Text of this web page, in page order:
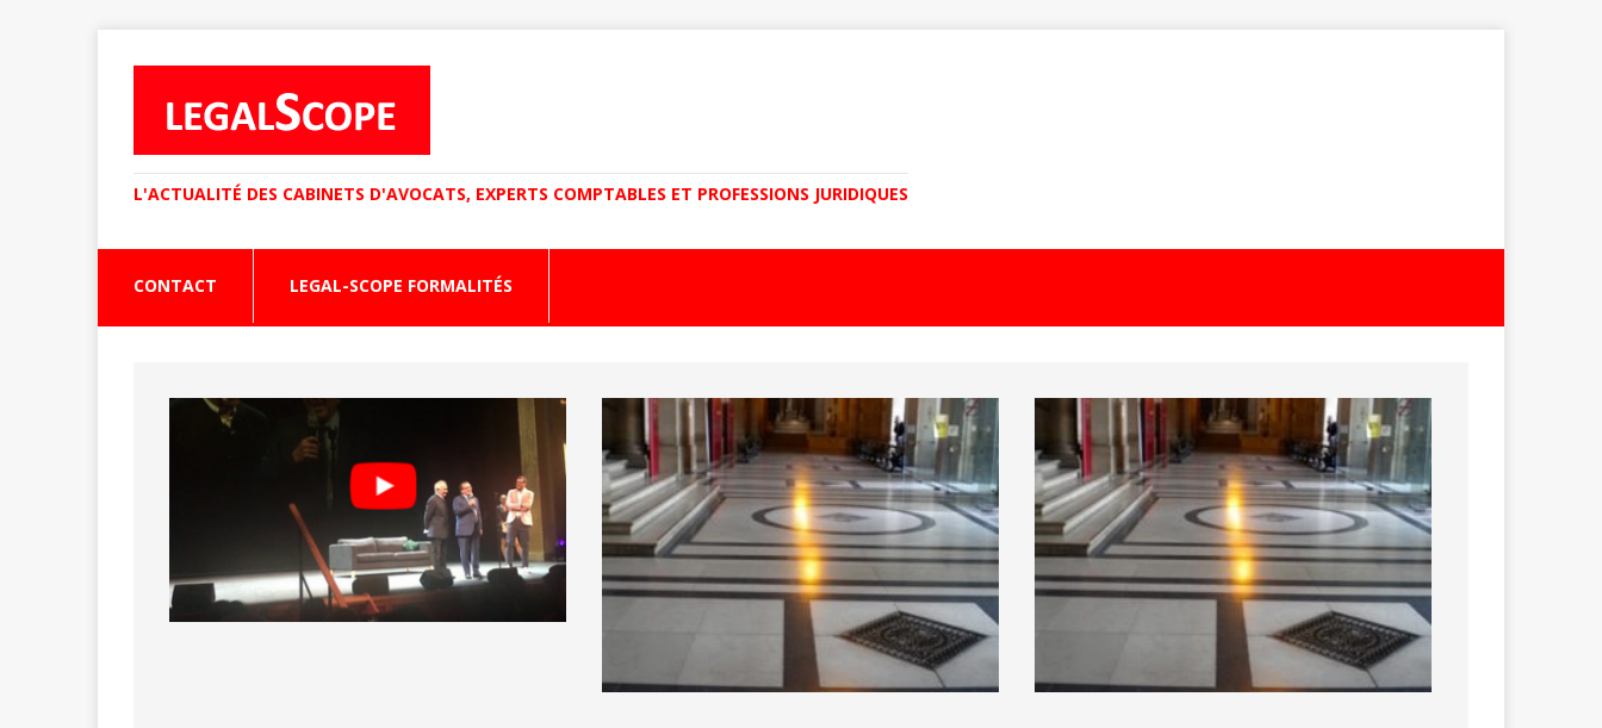
L'ACTUALITÉ DES CABINETS D'AVOCATS, EXPERTS COMPTABLES ET PROFESSIONS JURIDIQUES
CONTACT LEGAL-SCOPE FORMALITÉS